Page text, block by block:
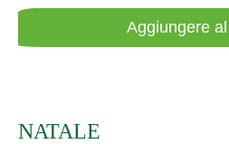
NATALE